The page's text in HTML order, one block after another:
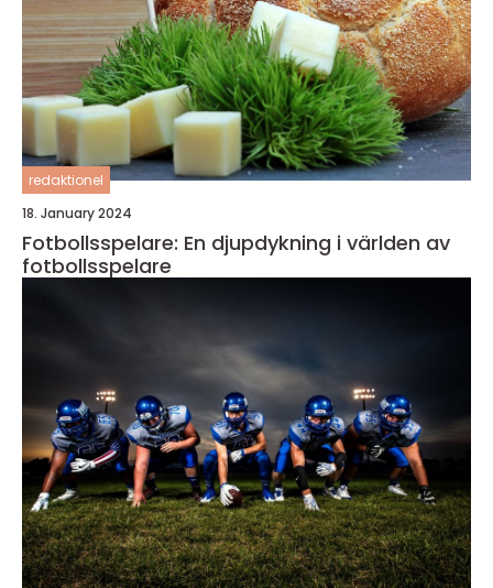
redaktionel
18. January 2024
Fotbollsspelare: En djupdykning i världen av
fotbollsspelare